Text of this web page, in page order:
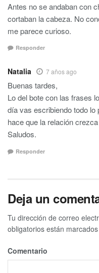
Antes no se andaban con
cortaban la cabeza. No
me parece curioso.
Responder
Natalia 7 años ago
Buenas tardes,
Lo del bote con las frases
día vas escribiendo todo lo
hace que la relación
Saludos.
Responder
Deja un
Tu dirección de correo
obligatorios están
Comentario